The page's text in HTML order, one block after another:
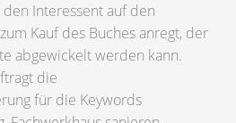
Interessent auf den
Kauf des Buches anregt, der
abgewickelt werden kann.
die
für die Keywords